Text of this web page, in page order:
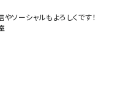
ソーシャルもよろしくです！